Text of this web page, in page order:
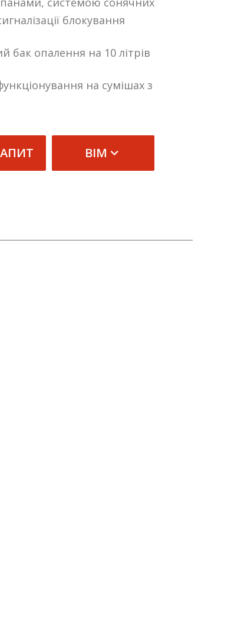
блокування
бак опалення на 10 літрів
на сумішах з
BIM